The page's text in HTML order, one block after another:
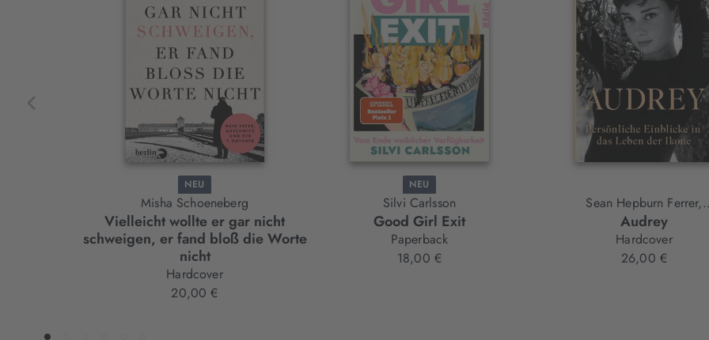
NEU
Misha Schoeneberg
Vielleicht wollte er gar nicht
schweigen, er fand bloß die Worte
nicht
Hardcover
20,00 €
NEU
Silvi Carlsson
Good Girl Exit
Paperback
18,00 €
Sean Hepburn Ferrer,
Wendy Holden
Audrey
Hardcover
26,00 €